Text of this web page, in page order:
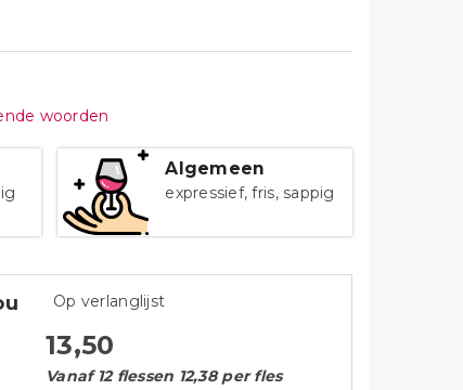
woorden
Algemeen
expressief, fris, sappig
Op verlanglijst
13,50
Vanaf 12 flessen 12,38 per fles